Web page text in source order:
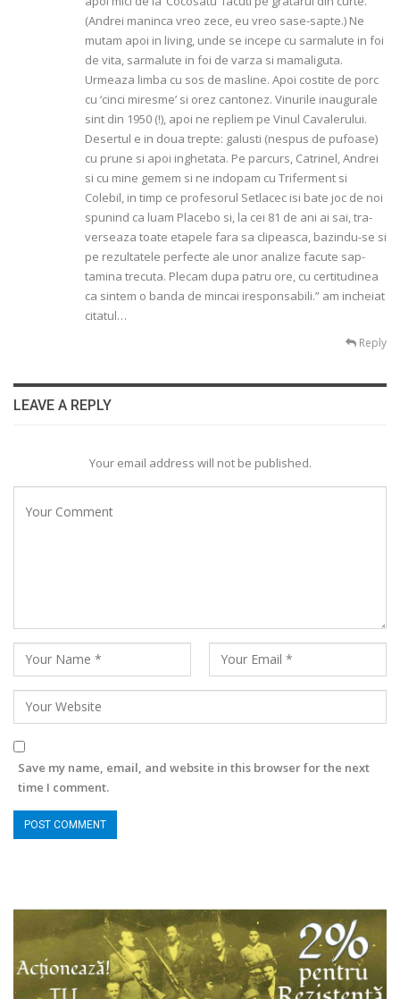
(Andrei maninca vreo zece, eu vreo sase-sapte.) Ne
mutam apoi in living, unde se in­cepe cu sarmalute in foi
de vita, sarmalute in foi de varza si mamaliguta.
Urmeaza limba cu sos de mas­line. Apoi costite de porc
cu ‘cinci miresme’ si orez cantonez. Vinurile inaugurale
sint din 1950 (!), apoi ne repliem pe Vinul Cavalerului.
Desertul e in doua trepte: galusti (nespus de pufoase)
cu prune si apoi inghetata. Pe parcurs, Catrinel, Andrei
si cu mine gemem si ne indopam cu Triferment si
Colebil, in timp ce profesorul Setlacec isi bate joc de noi
spu­nind ca luam Placebo si, la cei 81 de ani ai sai, tra­
verseaza toate etapele fara sa clipeasca, bazindu-se si
pe rezultatele perfecte ale unor analize facute sap­
tamina trecuta. Plecam dupa patru ore, cu certitu­dinea
ca sintem o banda de mincai iresponsabili.” am incheiat
citatul…
Reply
LEAVE A REPLY
Your email address will not be published.
Save my name, email, and website in this browser for the next
time I comment.